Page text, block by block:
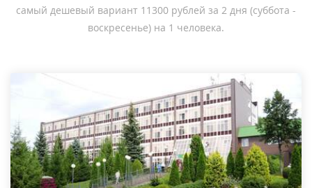
самый дешевый вариант 11300 рублей за 2 дня (суббота -
воскресенье) на 1 человека.